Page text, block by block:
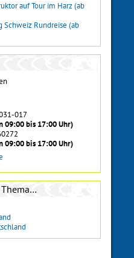
auf Tour im Harz (ab
Schweiz Rundreise (ab
017
09:00 bis 17:00 Uhr)
09:00 bis 17:00 Uhr)
Thema…